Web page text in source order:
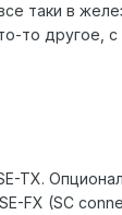
таки в
то другое,
TX.
FX (SC